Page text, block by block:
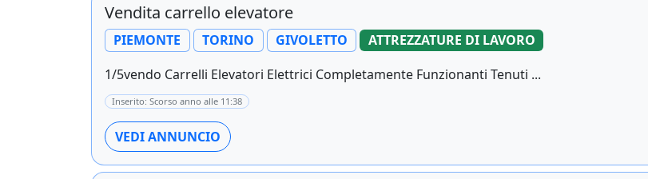
Vendita carrello elevatore
PIEMONTE TORINO GIVOLETTO
ATTREZZATURE DI LAVORO
1/5vendo Carrelli Elevatori Elettrici Completamente Funzionanti Tenuti ...
Inserito: Scorso anno alle 11:38
VEDI ANNUNCIO